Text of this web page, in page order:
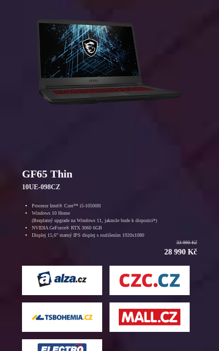
GF65 Thin
10UE-098CZ
Procesor Intel® Core™ i5-10500H
Windows 10 Home
(Bezplatný upgrade na Windows 11, jakmile bude k dispozici*)
NVIDIA GeForce® RTX 3060 6GB
Displej 15,6" matný IPS displej s rozlišením 1920x1080
33 990 Kč
28 990 Kč